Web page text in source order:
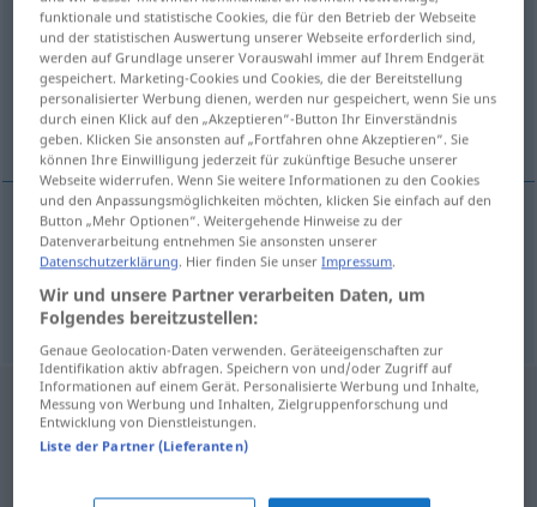
Übersicht aller Übersetzungen
(Für mehr Details die Übersetzung anklicken/antippen)
Evolution, Entwicklung
Evolutionf evoluce
Entwicklungf evoluce
funktionale und statistische Cookies, die für den Betrieb der Webseite
und der statistischen Auswertung unserer Webseite erforderlich sind,
werden auf Grundlage unserer Vorauswahl immer auf Ihrem Endgerät
gespeichert. Marketing-Cookies und Cookies, die der Bereitstellung
personalisierter Werbung dienen, werden nur gespeichert, wenn Sie uns
durch einen Klick auf den „Akzeptieren“-Button Ihr Einverständnis
geben. Klicken Sie ansonsten auf „Fortfahren ohne Akzeptieren“. Sie
können Ihre Einwilligung jederzeit für zukünftige Besuche unserer
Webseite widerrufen. Wenn Sie weitere Informationen zu den Cookies
und den Anpassungsmöglichkeiten möchten, klicken Sie einfach auf den
Button „Mehr Optionen“. Weitergehende Hinweise zu der
Datenverarbeitung entnehmen Sie ansonsten unserer
Datenschutzerklärung. Hier finden Sie unserImpressum.
Wir und unsere Partner verarbeiten Daten, um
Folgendes bereitzustellen:
Genaue Geolocation-Daten verwenden. Geräteeigenschaften zur
Identifikation aktiv abfragen. Speichern von und/oder Zugriff auf
Informationen auf einem Gerät. Personalisierte Werbung und Inhalte,
Messung von Werbung und Inhalten, Zielgruppenforschung und
Entwicklung von Dienstleistungen.
Liste der Partner (Lieferanten)